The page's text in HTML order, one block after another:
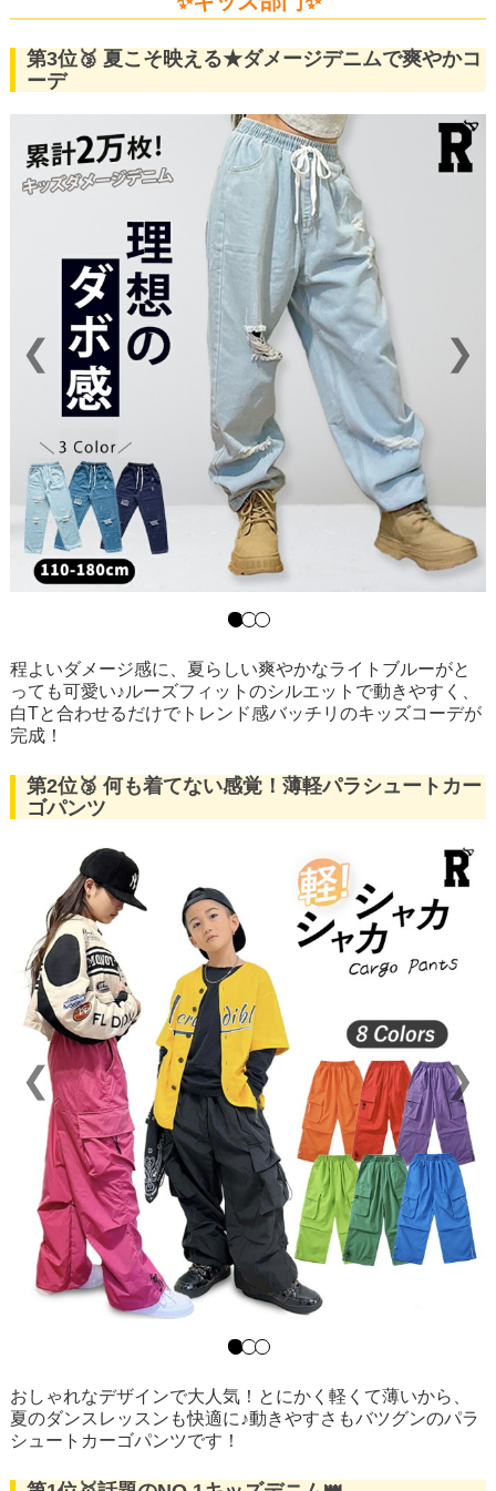
第3位🥉 夏こそ映える★ダメージデニムで爽やかコ
ーデ
❮ ❯
程よいダメージ感に、夏らしい爽やかなライトブルーがと
っても可愛い♪ルーズフィットのシルエットで動きやすく、
白Tと合わせるだけでトレンド感バッチリのキッズコーデが
完成！
第2位🥉 何も着てない感覚！薄軽パラシュートカー
ゴパンツ
❮ ❯
おしゃれなデザインで大人気！とにかく軽くて薄いから、
夏のダンスレッスンも快適に♪動きやすさもバツグンのパラ
シュートカーゴパンツです！